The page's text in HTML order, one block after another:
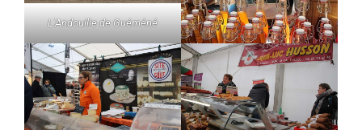
L’Andouille de Guéméné